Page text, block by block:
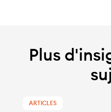
Plus
ARTICLES